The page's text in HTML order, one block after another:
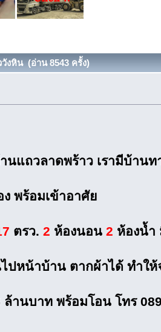
งหิน (อ่าน 8543 ครั้ง)
แถวลาดพร้าว เรามีบ้านท
พร้อมเข้าอาศัย
ตรว. 2 ห้องนอน2 ห้องน้ำ
หน้าบ้าน ตากผ้าได้ ทำใ
ล้านบาท พร้อมโอน โทร